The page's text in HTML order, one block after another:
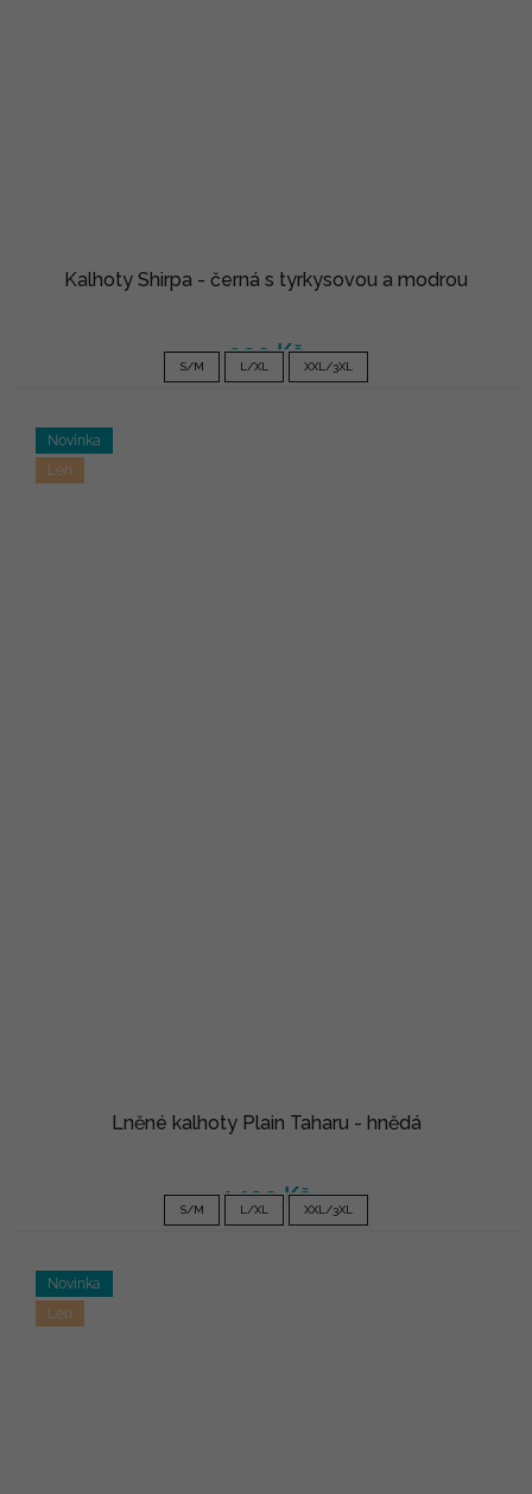
Kalhoty Shirpa - černá s tyrkysovou a modrou
990 Kč
S/M L/XL XXL/3XL
Novinka
Len
Lněné kalhoty Plain Taharu - hnědá
1 190 Kč
S/M L/XL XXL/3XL
Novinka
Len